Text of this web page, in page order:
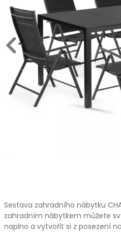
Sestava zahradního nábytku
zahradním nábytkem můžete
naplno a vytvořit si z posezení